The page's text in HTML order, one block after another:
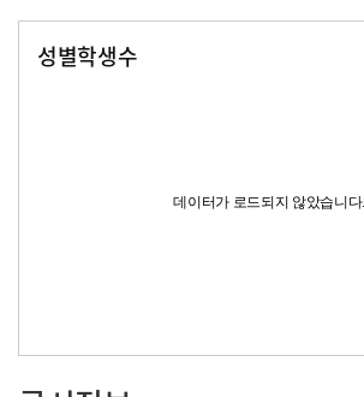
성별학생수
데이터가 로드되지 않았습니다.